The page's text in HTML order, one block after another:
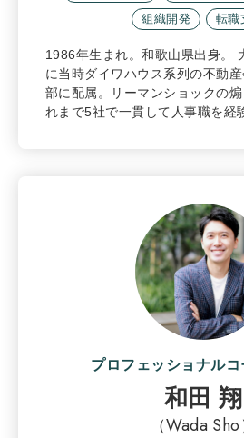
組織開発
転職
1986年生まれ。和歌山県出身。
に当時ダイワハウス系列の不動
部に配属。リーマンショックの
れまで5社で一貫して人事職を経
プロフェッショナル
和田 翔
（Wada Sho